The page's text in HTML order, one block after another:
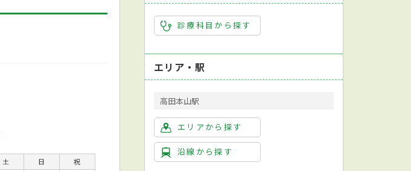
土 日
祝
診療科目から探す
エリア・駅
高田本山駅
エリアから探す
沿線から探す